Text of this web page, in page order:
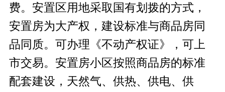
费。安置区用地采取国有划拨的方式，
安置房为大产权，建设标准与商品房同
品同质。可办理《不动产权证》，可上
市交易。安置房小区按照商品房的标准
配套建设，天然气、供热、供电、供